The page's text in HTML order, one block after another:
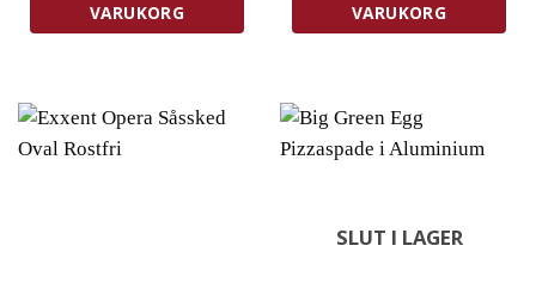
VARUKORG
VARUKORG
SLUT I LAGER